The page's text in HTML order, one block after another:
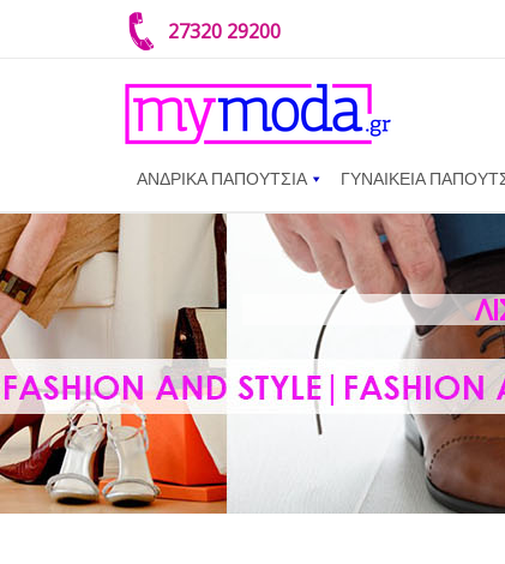
27320 29200
ΑΝΔΡΙΚΑ ΠΑΠΟΥΤΣΙΑ ΓΥΝΑΙΚΕΙΑ